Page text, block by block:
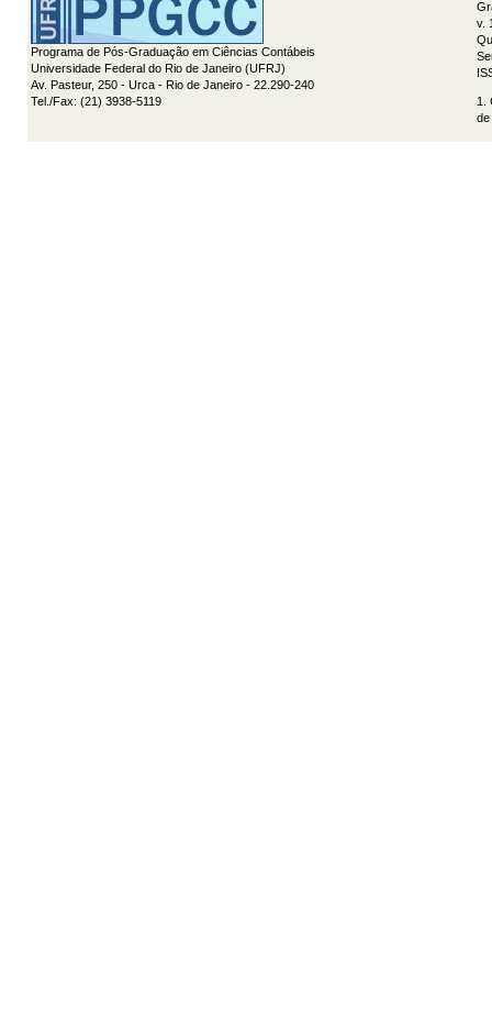
Programa de Pós-Graduação em Ciências Contábeis
Universidade Federal do Rio de Janeiro (UFRJ)
Av. Pasteur, 250 - Urca - Rio de Janeiro - 22.290-240
Tel./Fax: (21) 3938-5119
v.
1.
de